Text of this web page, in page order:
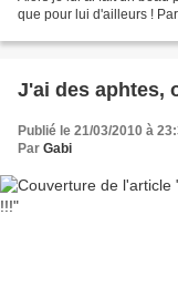
que pour lui d'ailleurs !
J'ai des aphtes,
Publié le 21/03/2010 à
Par Gabi